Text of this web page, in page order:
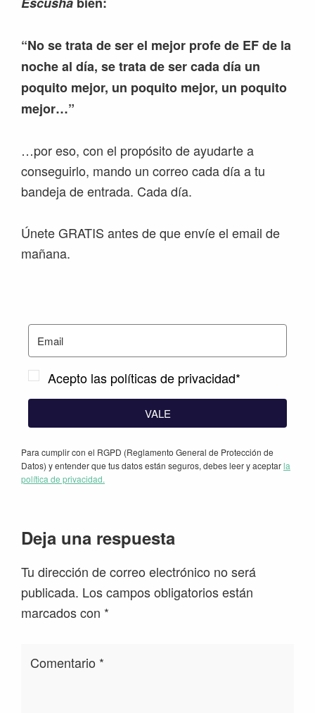
“No se trata de ser el mejor profe de EF de la
noche al día, se trata de ser cada día un
poquito mejor, un poquito mejor, un poquito
mejor…”
…por eso, con el propósito de ayudarte a
conseguirlo, mando un correo cada día a tu
bandeja de entrada. Cada día.
Únete GRATIS antes de que envíe el email de
mañana.
Acepto las políticas de privacidad*
VALE
Para cumplir con el RGPD (Reglamento General de Protección de
Datos) y entender que tus datos están seguros, debes leer y aceptarla
política de privacidad.
Interacciones
los
lectores
Deja una respuesta
Tu dirección de correo electrónico no será
publicada. Los campos obligatorios están
marcados con *